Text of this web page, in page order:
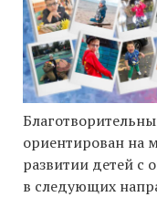
ориентирован на
развитии детей
в следующих